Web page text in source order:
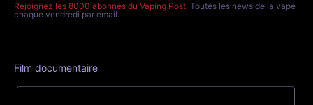
Rejoignez les 8000 abonnés du Vaping Post. Toutes les news de la vape
chaque vendredi par email.
Film documentaire